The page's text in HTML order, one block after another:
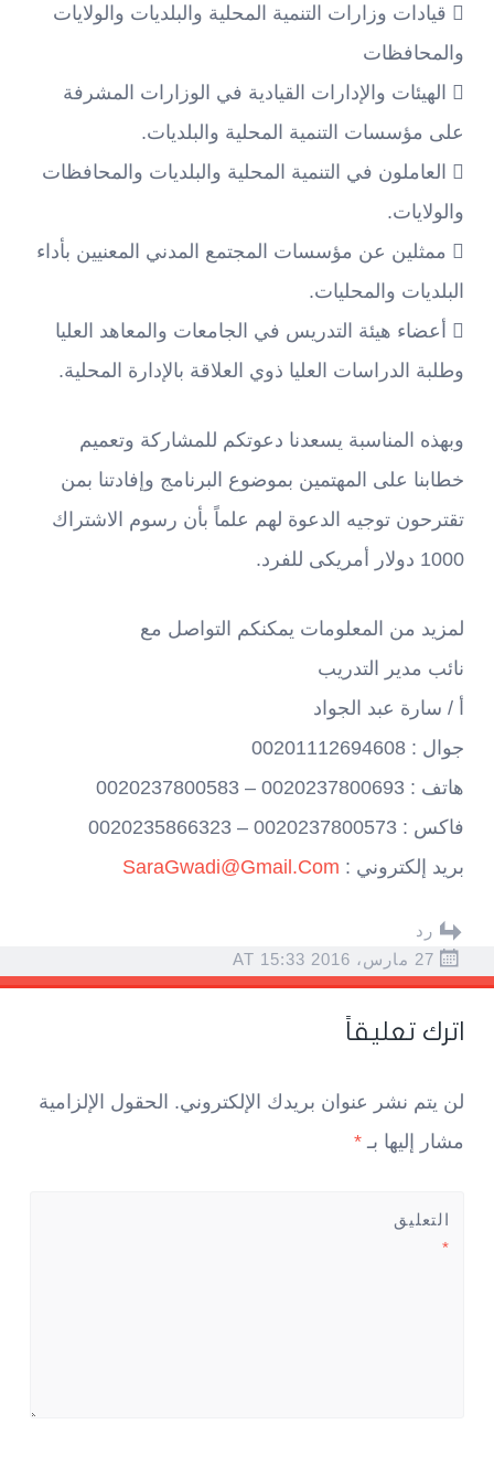
 قيادات وزارات التنمية المحلية والبلديات والولايات
والمحافظات
 الهيئات والإدارات القيادية في الوزارات المشرفة
على مؤسسات التنمية المحلية والبلديات.
 العاملون في التنمية المحلية والبلديات والمحافظات
والولايات.
 ممثلين عن مؤسسات المجتمع المدني المعنيين بأداء
البلديات والمحليات.
 أعضاء هيئة التدريس في الجامعات والمعاهد العليا
وطلبة الدراسات العليا ذوي العلاقة بالإدارة المحلية.
وبهذه المناسبة يسعدنا دعوتكم للمشاركة وتعميم
خطابنا على المهتمين بموضوع البرنامج وإفادتنا بمن
تقترحون توجيه الدعوة لهم علماً بأن رسوم الاشتراك
1000 دولار أمريكى للفرد.
لمزيد من المعلومات يمكنكم التواصل مع
نائب مدير التدريب
أ / سارة عبد الجواد
جوال : 00201112694608
هاتف : 0020237800693 – 0020237800583
فاكس : 0020237800573 – 0020235866323
بريد إلكتروني : SaraGwadi@Gmail.Com
رد
27 مارس، 2016 AT 15:33
اترك تعليقاً
لن يتم نشر عنوان بريدك الإلكتروني. الحقول الإلزامية
مشار إليها بـ *
التعليق
*